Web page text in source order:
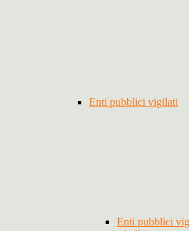
Enti pubblici vigilati
Enti pubblici